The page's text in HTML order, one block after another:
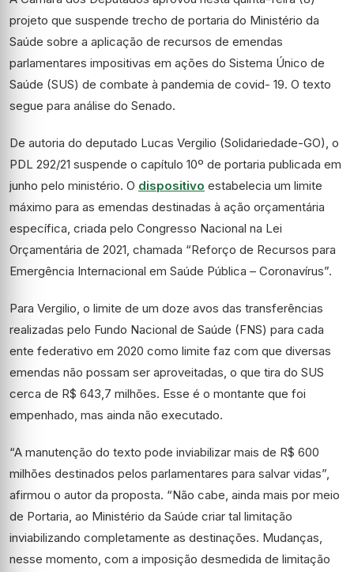
projeto que suspende trecho de portaria do Ministério da
Saúde sobre a aplicação de recursos de emendas
parlamentares impositivas em ações do Sistema Único de
Saúde (SUS) de combate à pandemia de covid- 19. O texto
segue para análise do Senado.
De autoria do deputado Lucas Vergilio (Solidariedade-GO), o
PDL 292/21 suspende o capítulo 10º de portaria publicada em
junho pelo ministério. O dispositivo estabelecia um limite
máximo para as emendas destinadas à ação orçamentária
específica, criada pelo Congresso Nacional na Lei
Orçamentária de 2021, chamada “Reforço de Recursos para
Emergência Internacional em Saúde Pública – Coronavírus”.
Para Vergilio, o limite de um doze avos das transferências
realizadas pelo Fundo Nacional de Saúde (FNS) para cada
ente federativo em 2020 como limite faz com que diversas
emendas não possam ser aproveitadas, o que tira do SUS
cerca de R$ 643,7 milhões. Esse é o montante que foi
empenhado, mas ainda não executado.
“A manutenção do texto pode inviabilizar mais de R$ 600
milhões destinados pelos parlamentares para salvar vidas”,
afirmou o autor da proposta. “Não cabe, ainda mais por meio
de Portaria, ao Ministério da Saúde criar tal limitação
inviabilizando completamente as destinações. Mudanças,
nesse momento, com a imposição desmedida de limitação